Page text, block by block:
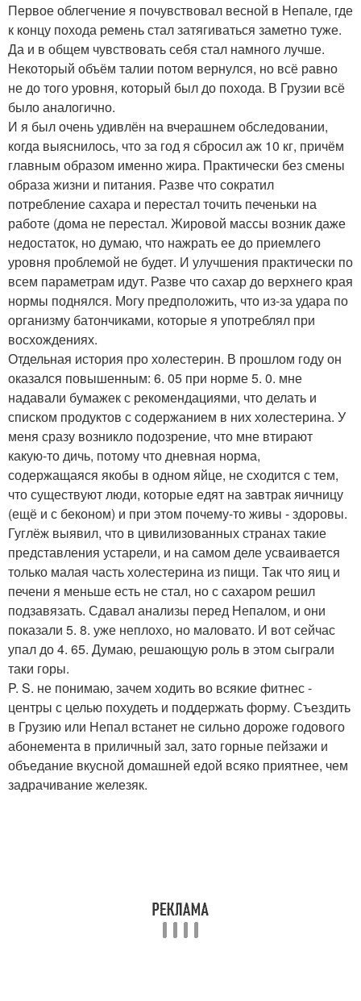
Первое облегчение я почувствовал весной в Непале, где
к концу похода ремень стал затягиваться заметно туже.
Да и в общем чувствовать себя стал намного лучше.
Некоторый объём талии потом вернулся, но всё равно
не до того уровня, который был до похода. В Грузии всё
было аналогично.
И я был очень удивлён на вчерашнем обследовании,
когда выяснилось, что за год я сбросил аж 10 кг, причём
главным образом именно жира. Практически без смены
образа жизни и питания. Разве что сократил
потребление сахара и перестал точить печеньки на
работе (дома не перестал. Жировой массы возник даже
недостаток, но думаю, что нажрать ее до приемлего
уровня проблемой не будет. И улучшения практически по
всем параметрам идут. Разве что сахар до верхнего края
нормы поднялся. Могу предположить, что из-за удара по
организму батончиками, которые я употреблял при
восхождениях.
Отдельная история про холестерин. В прошлом году он
оказался повышенным: 6. 05 при норме 5. 0. мне
надавали бумажек с рекомендациями, что делать и
списком продуктов с содержанием в них холестерина. У
меня сразу возникло подозрение, что мне втирают
какую-то дичь, потому что дневная норма,
содержащаяся якобы в одном яйце, не сходится с тем,
что существуют люди, которые едят на завтрак яичницу
(ещё и с беконом) и при этом почему-то живы - здоровы.
Гуглёж выявил, что в цивилизованных странах такие
представления устарели, и на самом деле усваивается
только малая часть холестерина из пищи. Так что яиц и
печени я меньше есть не стал, но с сахаром решил
подзавязать. Сдавал анализы перед Непалом, и они
показали 5. 8. уже неплохо, но маловато. И вот сейчас
упал до 4. 65. Думаю, решающую роль в этом сыграли
таки горы.
P. S. не понимаю, зачем ходить во всякие фитнес -
центры с целью похудеть и поддержать форму. Съездить
в Грузию или Непал встанет не сильно дороже годового
абонемента в приличный зал, зато горные пейзажи и
объедание вкусной домашней едой всяко приятнее, чем
задрачивание железяк.